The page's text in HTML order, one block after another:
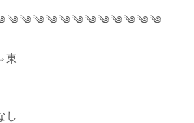
༄ ༄ ༄ ༄ ༄ ༄ ༄ ༄ ༄ ༄ ༄ ༄
東
し